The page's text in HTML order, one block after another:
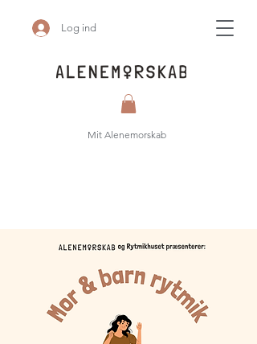
Log ind
Mit Alenemorskab